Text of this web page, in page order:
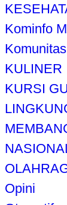
Kominfo
Komunitas
KULINER
KURSI
Opini